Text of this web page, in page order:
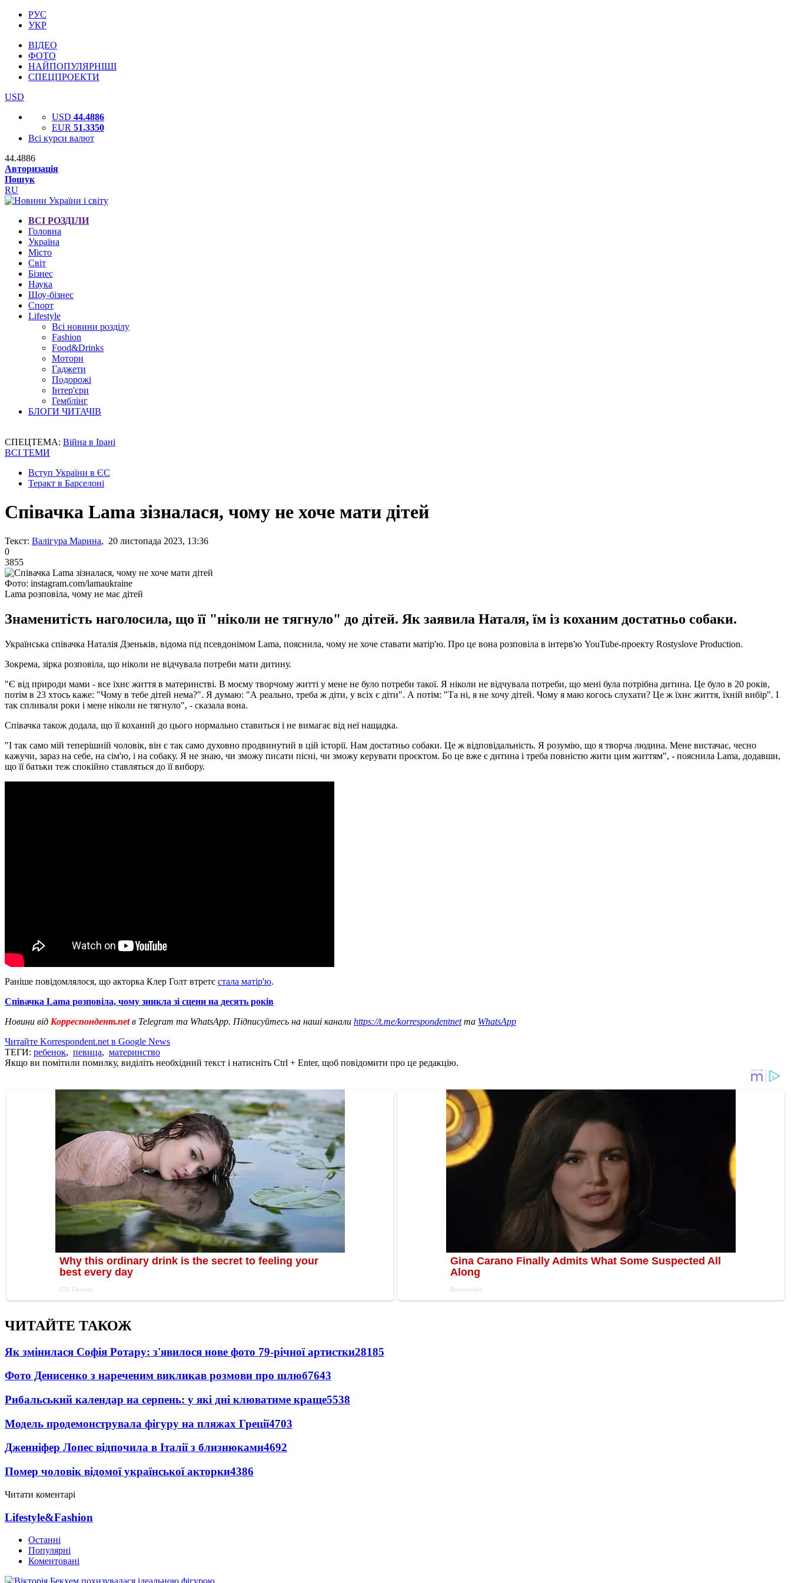
РУС
УКР
ВІДЕО
ФОТО
НАЙПОПУЛЯРНІШІ
СПЕЦПРОЕКТИ
USD
USD 44.4886
EUR 51.3350
Всі курси валют
44.4886
Авторизація
Пошук
RU
ВСІ РОЗДІЛИ
Головна
Україна
Місто
Світ
Бізнес
Наука
Шоу-бізнес
Спорт
Lifestyle
Всі новини розділу
Fashion
Food&Drinks
Мотори
Гаджети
Подорожі
Інтер'єри
Гемблінг
БЛОГИ ЧИТАЧІВ
СПЕЦТЕМА: Війна в Ірані
ВСІ ТЕМИ
Вступ України в ЄС
Теракт в Барселоні
Співачка Lama зізналася, чому не хоче мати дітей
Текст: Валігура Марина, 20 листопада 2023, 13:36
0
3855
Фото: instagram.com/lamaukraine
Lama розповіла, чому не має дітей
Знаменитість наголосила, що її "ніколи не тягнуло" до дітей. Як заявила Наталя, їм із коханим достатньо собаки.
Українська співачка Наталія Дзеньків, відома під псевдонімом Lama, пояснила, чому не хоче ставати матір'ю. Про це вона розповіла в інтерв'ю YouTube-проекту Rostyslove Production.
Зокрема, зірка розповіла, що ніколи не відчувала потреби мати дитину.
"Є від природи мами - все їхнє життя в материнстві. В моєму творчому житті у мене не було потреби такої. Я ніколи не відчувала потреби, що мені була потрібна дитина. Це було в 20 років,
потім в 23 хтось каже: "Чому в тебе дітей нема?". Я думаю: "А реально, треба ж діти, у всіх є діти". А потім: "Та ні, я не хочу дітей. Чому я маю когось слухати? Це ж їхнє життя, їхній вибір". І
так спливали роки і мене ніколи не тягнуло", - сказала вона.
Співачка також додала, що її коханий до цього нормально ставиться і не вимагає від неї нащадка.
"І так само мій теперішній чоловік, він є так само духовно продвинутий в цій історії. Нам достатньо собаки. Це ж відповідальність. Я розумію, що я творча людина. Мене вистачає, чесно
кажучи, зараз на себе, на сім'ю, і на собаку. Я не знаю, чи зможу писати пісні, чи зможу керувати проєктом. Бо це вже є дитина і треба повністю жити цим життям", - пояснила Lama, додавши,
що її батьки теж спокійно ставляться до її вибору.
Раніше повідомлялося, що акторка Клер Голт втретє стала матір'ю.
Співачка Lama розповіла, чому зникла зі сцени на десять років
Новини від Корреспондент.netв Telegram та WhatsApp. Підписуйтесь на наші канали https://t.me/korrespondentnetта WhatsApp
Читайте Korrespondent.net в Google News
ТЕГИ: ребенок, певица, материнство
Якщо ви помітили помилку, виділіть необхідний текст і натисніть Ctrl + Enter, щоб повідомити про це редакцію.
ЧИТАЙТЕ ТАКОЖ
Як змінилася Софія Ротару: з'явилося нове фото 79-річної артистки28185
Фото Денисенко з нареченим викликав розмови про шлюб7643
Рибальський календар на серпень: у які дні клюватиме краще5538
Модель продемонструвала фігуру на пляжах Греції4703
Дженніфер Лопес відпочила в Італії з близнюками4692
Помер чоловік відомої української акторки4386
Читати коментарі
Lifestyle&Fashion
Останні
Популярні
Коментовані